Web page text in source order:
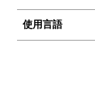
使用言語